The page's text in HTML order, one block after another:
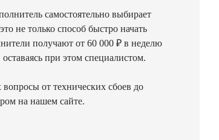
самостоятельно выбирает
не только способ быстро начать
получают от 60 000 ₽ в неделю
при этом специалистом.
от технических сбоев до
на нашем сайте.